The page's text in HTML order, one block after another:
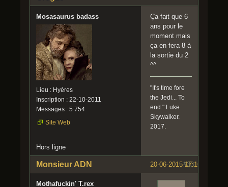
Mosasaurus badass
Lieu : Hyères
Inscription : 22-10-2011
Messages : 5 754
Site Web
Ça fait que 6
ans pour le
moment mais
ça en fera 8 à
la sortie du 2
^^
"It's time fore
the Jedi... To
end." Luke
Skywalker.
2017.
Hors ligne
#33
20-06-2015 17:16:06
Monsieur ADN
Mothafuckin' T.rex